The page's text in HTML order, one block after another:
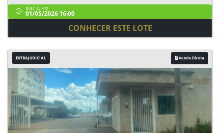
INICIA EM
01/05/2026 16:00
CONHECER ESTE LOTE
EXTRAJUDICIAL Venda Direta